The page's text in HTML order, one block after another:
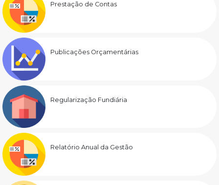
Prestação de Contas
Publicações Orçamentárias
Regularização Fundiária
Relatório Anual da Gestão